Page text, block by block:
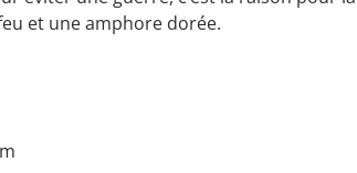
et une amphore dorée.